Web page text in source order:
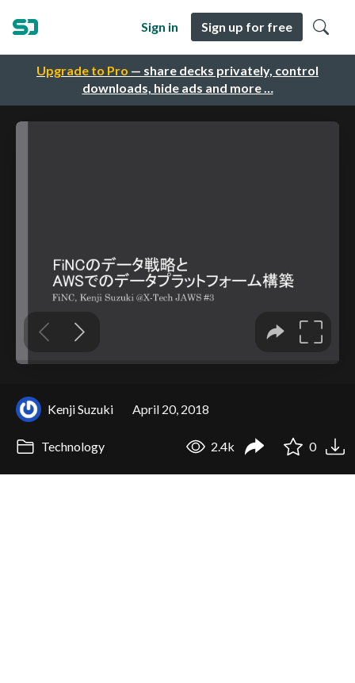
Upgrade to Pro — share decks privately, control
downloads, hide ads and more …
Sign in Sign up for free
Kenji Suzuki April 20, 2018
Technology 2.4k 0